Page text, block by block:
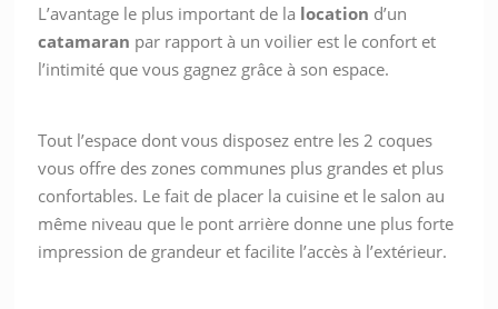
L’avantage le plus important de la location d’un
catamaran par rapport à un voilier est le confort et
l’intimité que vous gagnez grâce à son espace.
Tout l’espace dont vous disposez entre les 2 coques
vous offre des zones communes plus grandes et plus
confortables. Le fait de placer la cuisine et le salon au
même niveau que le pont arrière donne une plus forte
impression de grandeur et facilite l’accès à l’extérieur.